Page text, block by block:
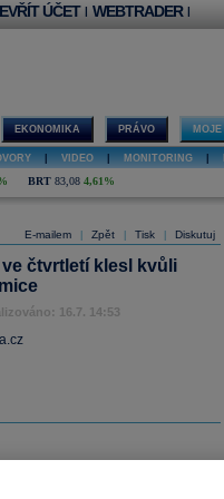
ÚČET | WEBTRADER |
EKONOMIKA PRÁVO MOJE
VIDEO MONITORING
BRT 83,08 4,61%
E-mailem Zpět Tisk Diskutuj
čtvrtletí klesl kvůli
16.7. 14:53